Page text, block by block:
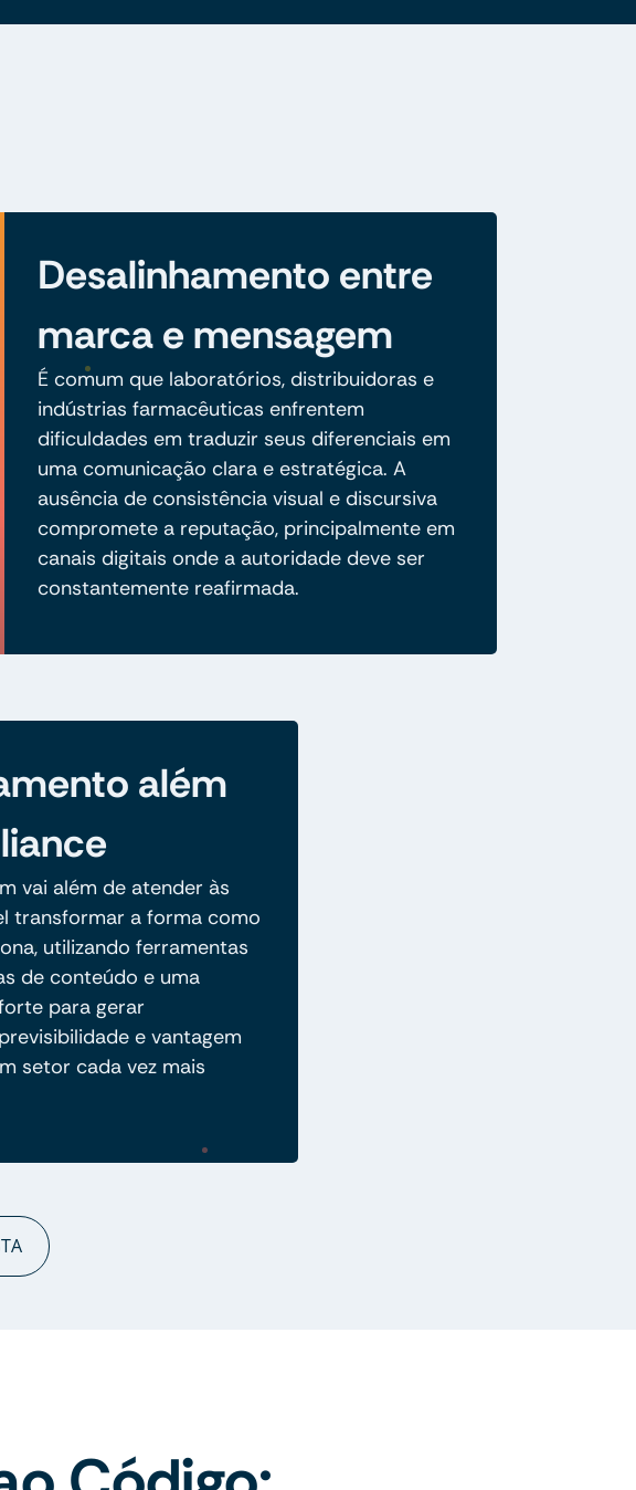
Desalinhamento entre
marca e mensagem
É comum que laboratórios, distribuidoras e
indústrias farmacêuticas enfrentem
dificuldades em traduzir seus diferenciais em
uma comunicação clara e estratégica. A
ausência de consistência visual e discursiva
compromete a reputação, principalmente em
canais digitais onde a autoridade deve ser
constantemente reafirmada.
além
vai além de atender às
transformar a forma como
utilizando ferramentas
de conteúdo e uma
para gerar
e vantagem
setor cada vez mais